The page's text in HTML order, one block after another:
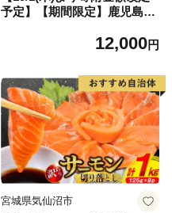
予定】【期間限定】鹿児島県
12,000円
宮城県気仙沼市